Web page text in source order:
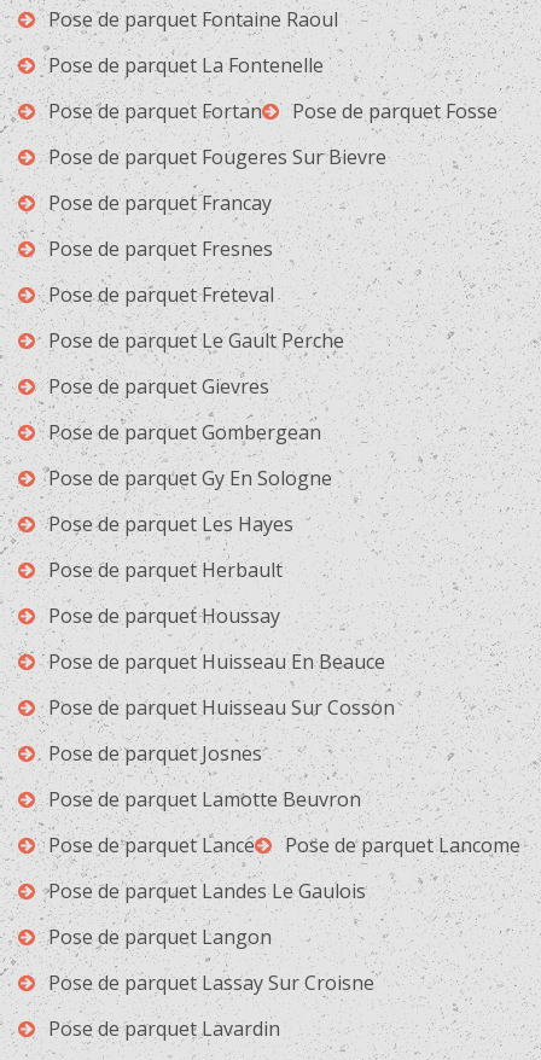
Pose de parquet Fontaine Raoul
Pose de parquet La Fontenelle
Pose de parquet Fortan
Pose de parquet Fosse
Pose de parquet Fougeres Sur Bievre
Pose de parquet Francay
Pose de parquet Fresnes
Pose de parquet Freteval
Pose de parquet Le Gault Perche
Pose de parquet Gievres
Pose de parquet Gombergean
Pose de parquet Gy En Sologne
Pose de parquet Les Hayes
Pose de parquet Herbault
Pose de parquet Houssay
Pose de parquet Huisseau En Beauce
Pose de parquet Huisseau Sur Cosson
Pose de parquet Josnes
Pose de parquet Lamotte Beuvron
Pose de parquet Lance
Pose de parquet Lancome
Pose de parquet Landes Le Gaulois
Pose de parquet Langon
Pose de parquet Lassay Sur Croisne
Pose de parquet Lavardin